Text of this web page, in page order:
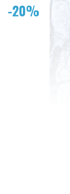
-20%